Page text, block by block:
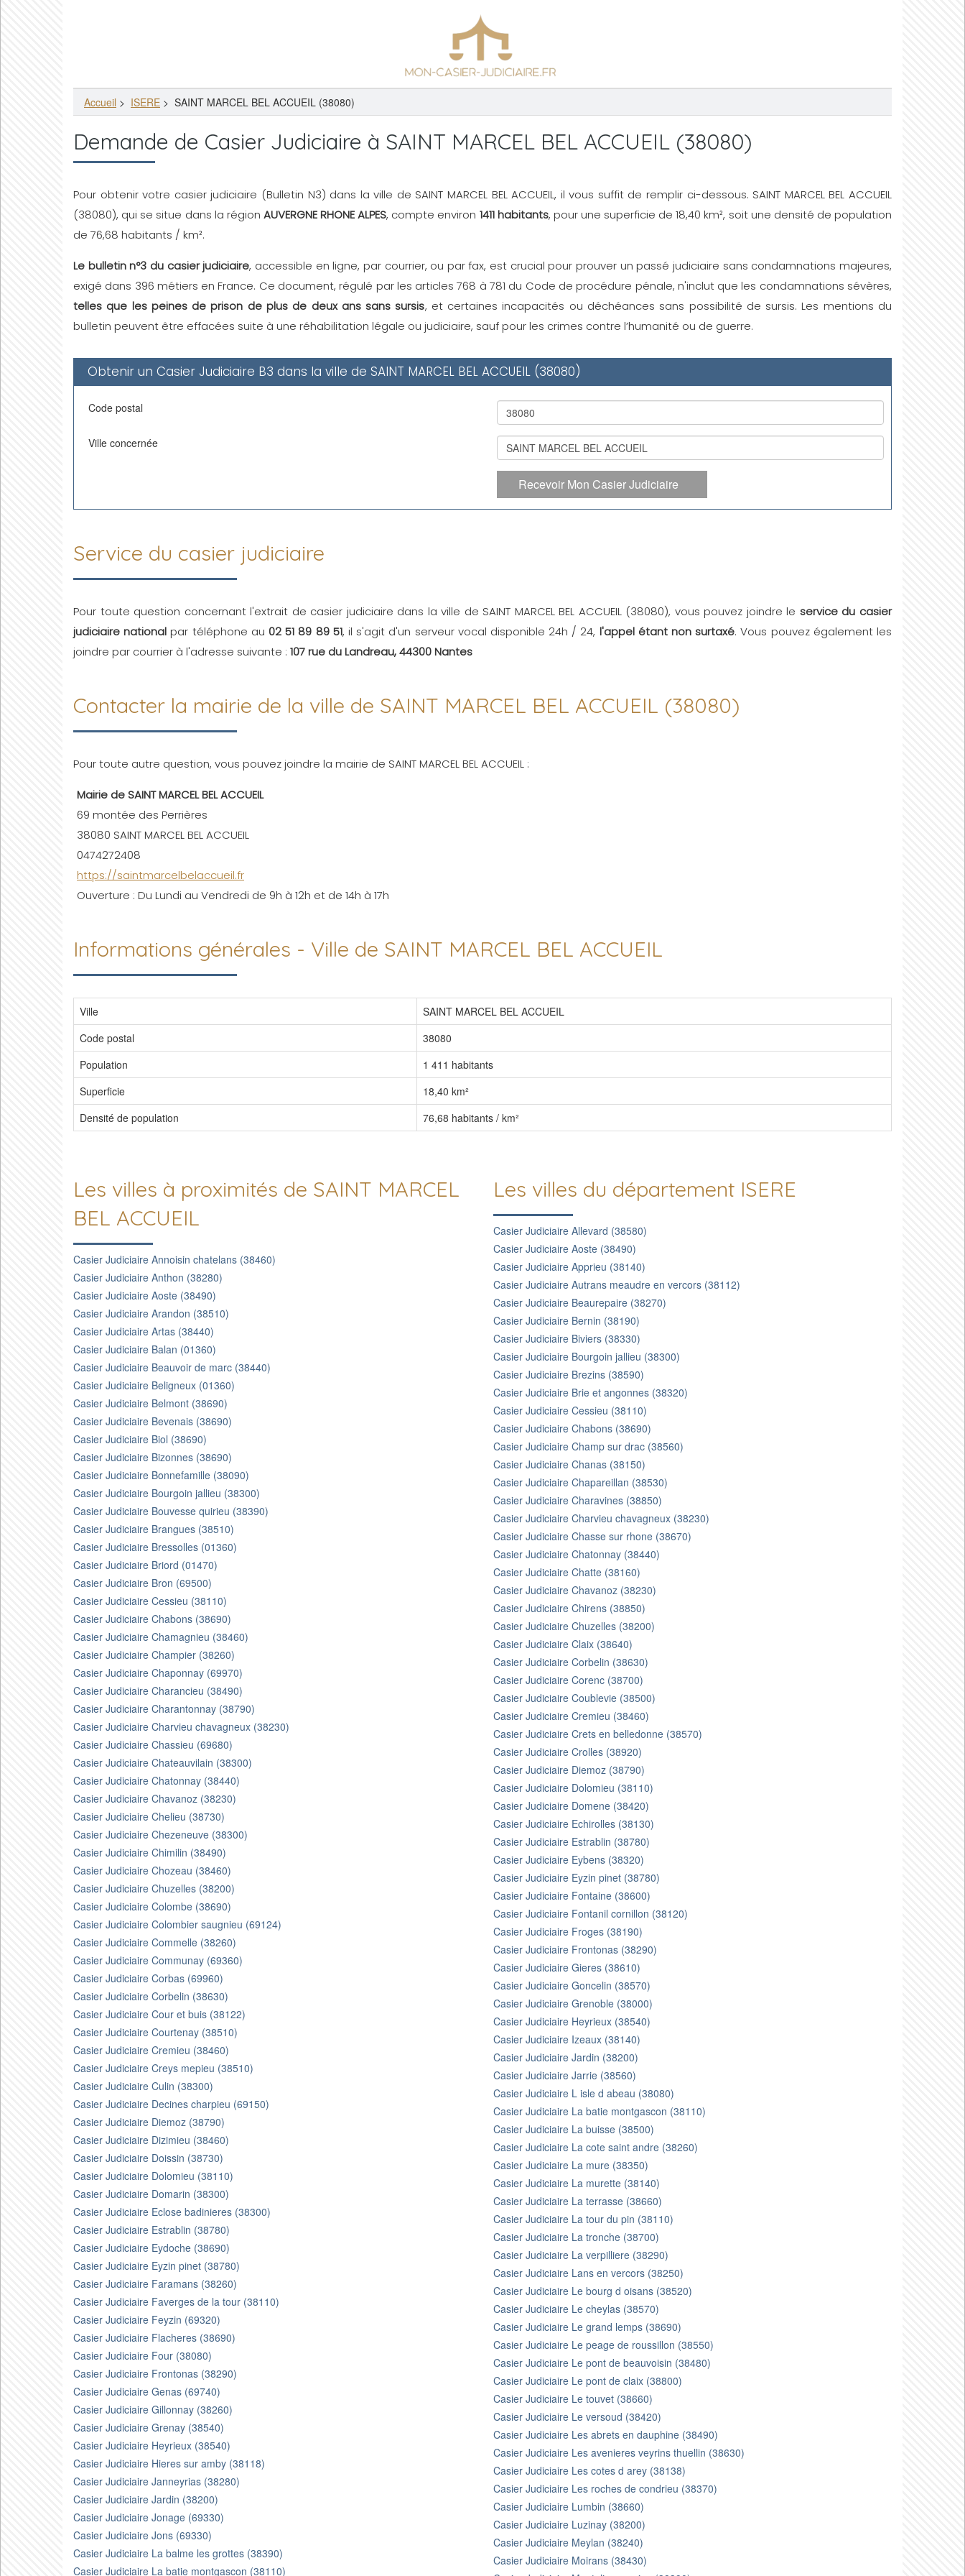
Accueil > ISERE > SAINT MARCEL BEL ACCUEIL (38080)
Demande de Casier Judiciaire à SAINT MARCEL BEL ACCUEIL (38080)
Pour obtenir votre casier judiciaire (Bulletin N3) dans la ville de SAINT MARCEL BEL ACCUEIL, il vous suffit de remplir ci-dessous. SAINT MARCEL BEL ACCUEIL
(38080), qui se situe dans la région AUVERGNE RHONE ALPES, compte environ 1411 habitants, pour une superficie de 18,40 km², soit une densité de population
de 76,68 habitants / km².
Le bulletin n°3 du casier judiciaire, accessible en ligne, par courrier, ou par fax, est crucial pour prouver un passé judiciaire sans condamnations majeures,
exigé dans 396 métiers en France. Ce document, régulé par les articles 768 à 781 du Code de procédure pénale, n'inclut que les condamnations sévères,
telles que les peines de prison de plus de deux ans sans sursis, et certaines incapacités ou déchéances sans possibilité de sursis. Les mentions du
bulletin peuvent être effacées suite à une réhabilitation légale ou judiciaire, sauf pour les crimes contre l’humanité ou de guerre.
Obtenir un Casier Judiciaire B3 dans la ville de SAINT MARCEL BEL ACCUEIL (38080)
Code postal
Ville concernée
Recevoir Mon Casier Judiciaire
Service du casier judiciaire
Pour toute question concernant l'extrait de casier judiciaire dans la ville de SAINT MARCEL BEL ACCUEIL (38080), vous pouvez joindre le service du casier
judiciaire national par téléphone au 02 51 89 89 51, il s'agit d'un serveur vocal disponible 24h / 24, l'appel étant non surtaxé. Vous pouvez également les
joindre par courrier à l'adresse suivante : 107 rue du Landreau, 44300 Nantes
Contacter la mairie de la ville de SAINT MARCEL BEL ACCUEIL (38080)
Pour toute autre question, vous pouvez joindre la mairie de SAINT MARCEL BEL ACCUEIL :
Mairie de SAINT MARCEL BEL ACCUEIL
69 montée des Perrières
38080 SAINT MARCEL BEL ACCUEIL
0474272408
https://saintmarcelbelaccueil.fr
Ouverture : Du Lundi au Vendredi de 9h à 12h et de 14h à 17h
Informations générales - Ville de SAINT MARCEL BEL ACCUEIL
Ville
SAINT MARCEL BEL ACCUEIL
Code postal
38080
Population
1 411 habitants
Superficie
18,40 km²
Densité de population
76,68 habitants / km²
Les villes à proximités de SAINT MARCEL
BEL ACCUEIL
Casier Judiciaire Annoisin chatelans (38460)
Casier Judiciaire Anthon (38280)
Casier Judiciaire Aoste (38490)
Casier Judiciaire Arandon (38510)
Casier Judiciaire Artas (38440)
Casier Judiciaire Balan (01360)
Casier Judiciaire Beauvoir de marc (38440)
Casier Judiciaire Beligneux (01360)
Casier Judiciaire Belmont (38690)
Casier Judiciaire Bevenais (38690)
Casier Judiciaire Biol (38690)
Casier Judiciaire Bizonnes (38690)
Casier Judiciaire Bonnefamille (38090)
Casier Judiciaire Bourgoin jallieu (38300)
Casier Judiciaire Bouvesse quirieu (38390)
Casier Judiciaire Brangues (38510)
Casier Judiciaire Bressolles (01360)
Casier Judiciaire Briord (01470)
Casier Judiciaire Bron (69500)
Casier Judiciaire Cessieu (38110)
Casier Judiciaire Chabons (38690)
Casier Judiciaire Chamagnieu (38460)
Casier Judiciaire Champier (38260)
Casier Judiciaire Chaponnay (69970)
Casier Judiciaire Charancieu (38490)
Casier Judiciaire Charantonnay (38790)
Casier Judiciaire Charvieu chavagneux (38230)
Casier Judiciaire Chassieu (69680)
Casier Judiciaire Chateauvilain (38300)
Casier Judiciaire Chatonnay (38440)
Casier Judiciaire Chavanoz (38230)
Casier Judiciaire Chelieu (38730)
Casier Judiciaire Chezeneuve (38300)
Casier Judiciaire Chimilin (38490)
Casier Judiciaire Chozeau (38460)
Casier Judiciaire Chuzelles (38200)
Casier Judiciaire Colombe (38690)
Casier Judiciaire Colombier saugnieu (69124)
Casier Judiciaire Commelle (38260)
Casier Judiciaire Communay (69360)
Casier Judiciaire Corbas (69960)
Casier Judiciaire Corbelin (38630)
Casier Judiciaire Cour et buis (38122)
Casier Judiciaire Courtenay (38510)
Casier Judiciaire Cremieu (38460)
Casier Judiciaire Creys mepieu (38510)
Casier Judiciaire Culin (38300)
Casier Judiciaire Decines charpieu (69150)
Casier Judiciaire Diemoz (38790)
Casier Judiciaire Dizimieu (38460)
Casier Judiciaire Doissin (38730)
Casier Judiciaire Dolomieu (38110)
Casier Judiciaire Domarin (38300)
Casier Judiciaire Eclose badinieres (38300)
Casier Judiciaire Estrablin (38780)
Casier Judiciaire Eydoche (38690)
Casier Judiciaire Eyzin pinet (38780)
Casier Judiciaire Faramans (38260)
Casier Judiciaire Faverges de la tour (38110)
Casier Judiciaire Feyzin (69320)
Casier Judiciaire Flacheres (38690)
Casier Judiciaire Four (38080)
Casier Judiciaire Frontonas (38290)
Casier Judiciaire Genas (69740)
Casier Judiciaire Gillonnay (38260)
Casier Judiciaire Grenay (38540)
Casier Judiciaire Heyrieux (38540)
Casier Judiciaire Hieres sur amby (38118)
Casier Judiciaire Janneyrias (38280)
Casier Judiciaire Jardin (38200)
Casier Judiciaire Jonage (69330)
Casier Judiciaire Jons (69330)
Casier Judiciaire La balme les grottes (38390)
Casier Judiciaire La batie montgascon (38110)
Les villes du département ISERE
Casier Judiciaire Allevard (38580)
Casier Judiciaire Aoste (38490)
Casier Judiciaire Apprieu (38140)
Casier Judiciaire Autrans meaudre en vercors (38112)
Casier Judiciaire Beaurepaire (38270)
Casier Judiciaire Bernin (38190)
Casier Judiciaire Biviers (38330)
Casier Judiciaire Bourgoin jallieu (38300)
Casier Judiciaire Brezins (38590)
Casier Judiciaire Brie et angonnes (38320)
Casier Judiciaire Cessieu (38110)
Casier Judiciaire Chabons (38690)
Casier Judiciaire Champ sur drac (38560)
Casier Judiciaire Chanas (38150)
Casier Judiciaire Chapareillan (38530)
Casier Judiciaire Charavines (38850)
Casier Judiciaire Charvieu chavagneux (38230)
Casier Judiciaire Chasse sur rhone (38670)
Casier Judiciaire Chatonnay (38440)
Casier Judiciaire Chatte (38160)
Casier Judiciaire Chavanoz (38230)
Casier Judiciaire Chirens (38850)
Casier Judiciaire Chuzelles (38200)
Casier Judiciaire Claix (38640)
Casier Judiciaire Corbelin (38630)
Casier Judiciaire Corenc (38700)
Casier Judiciaire Coublevie (38500)
Casier Judiciaire Cremieu (38460)
Casier Judiciaire Crets en belledonne (38570)
Casier Judiciaire Crolles (38920)
Casier Judiciaire Diemoz (38790)
Casier Judiciaire Dolomieu (38110)
Casier Judiciaire Domene (38420)
Casier Judiciaire Echirolles (38130)
Casier Judiciaire Estrablin (38780)
Casier Judiciaire Eybens (38320)
Casier Judiciaire Eyzin pinet (38780)
Casier Judiciaire Fontaine (38600)
Casier Judiciaire Fontanil cornillon (38120)
Casier Judiciaire Froges (38190)
Casier Judiciaire Frontonas (38290)
Casier Judiciaire Gieres (38610)
Casier Judiciaire Goncelin (38570)
Casier Judiciaire Grenoble (38000)
Casier Judiciaire Heyrieux (38540)
Casier Judiciaire Izeaux (38140)
Casier Judiciaire Jardin (38200)
Casier Judiciaire Jarrie (38560)
Casier Judiciaire L isle d abeau (38080)
Casier Judiciaire La batie montgascon (38110)
Casier Judiciaire La buisse (38500)
Casier Judiciaire La cote saint andre (38260)
Casier Judiciaire La mure (38350)
Casier Judiciaire La murette (38140)
Casier Judiciaire La terrasse (38660)
Casier Judiciaire La tour du pin (38110)
Casier Judiciaire La tronche (38700)
Casier Judiciaire La verpilliere (38290)
Casier Judiciaire Lans en vercors (38250)
Casier Judiciaire Le bourg d oisans (38520)
Casier Judiciaire Le cheylas (38570)
Casier Judiciaire Le grand lemps (38690)
Casier Judiciaire Le peage de roussillon (38550)
Casier Judiciaire Le pont de beauvoisin (38480)
Casier Judiciaire Le pont de claix (38800)
Casier Judiciaire Le touvet (38660)
Casier Judiciaire Le versoud (38420)
Casier Judiciaire Les abrets en dauphine (38490)
Casier Judiciaire Les avenieres veyrins thuellin (38630)
Casier Judiciaire Les cotes d arey (38138)
Casier Judiciaire Les roches de condrieu (38370)
Casier Judiciaire Lumbin (38660)
Casier Judiciaire Luzinay (38200)
Casier Judiciaire Meylan (38240)
Casier Judiciaire Moirans (38430)